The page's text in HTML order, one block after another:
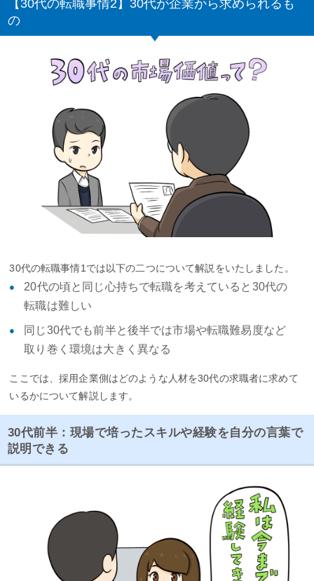
【30代の転職事情2】30代が企業から求められるも
の
30代の転職事情1では以下の二つについて解説をいたしました。
20代の頃と同じ心持ちで転職を考えていると30代の
転職は難しい
同じ30代でも前半と後半では市場や転職難易度など
取り巻く環境は大きく異なる
ここでは、採用企業側はどのような人材を30代の求職者に求めて
いるかについて解説します。
30代前半：現場で培ったスキルや経験を自分の言葉で
説明できる